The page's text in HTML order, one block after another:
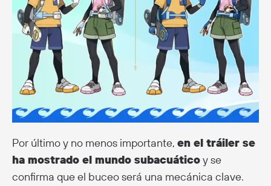
Por último y no menos importante, en el tráiler se
ha mostrado el mundo subacuáticoy se
confirma que el buceo será una mecánica clave.